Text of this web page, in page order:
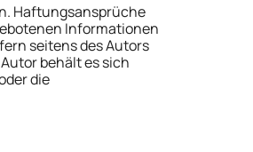
Haftungsansprüche
Informationen
seitens des Autors
behält es sich
die